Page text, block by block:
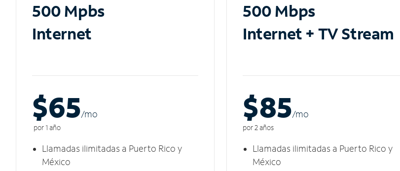
500 Mpbs
Internet
$65/mo
por 1 año
Llamadas ilimitadas a Puerto Rico y
México
500 Mbps
Internet + TV Stream
$85/mo
por 2 años
Llamadas ilimitadas a Puerto Rico y
México